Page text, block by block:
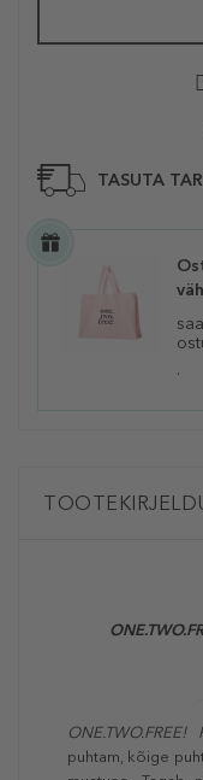
TASUTA
.
puhtam, kõige